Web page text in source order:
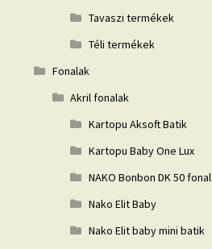
Tavaszi termékek
Téli termékek
Fonalak
Akril fonalak
Kartopu Aksoft Batik
Kartopu Baby One Lux
NAKO Bonbon DK 50 fonal
Nako Elit Baby
Nako Elit baby mini batik